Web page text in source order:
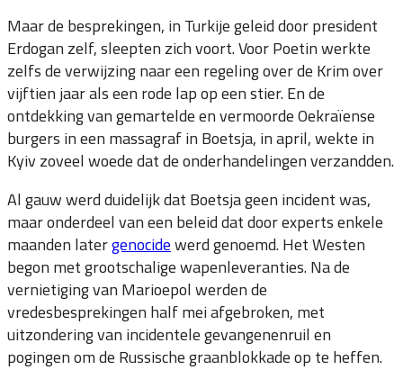
Maar de besprekingen, in Turkije geleid door president
Erdogan zelf, sleepten zich voort. Voor Poetin werkte
zelfs de verwijzing naar een regeling over de Krim over
vijftien jaar als een rode lap op een stier. En de
ontdekking van gemartelde en vermoorde Oekraïense
burgers in een massagraf in Boetsja, in april, wekte in
Kyiv zoveel woede dat de onderhandelingen verzandden.
Al gauw werd duidelijk dat Boetsja geen incident was,
maar onderdeel van een beleid dat door experts enkele
maanden latergenocidewerd genoemd. Het Westen
begon met grootschalige wapenleveranties. Na de
vernietiging van Marioepol werden de
vredesbesprekingen half mei afgebroken, met
uitzondering van incidentele gevangenenruil en
pogingen om de Russische graanblokkade op te heffen.